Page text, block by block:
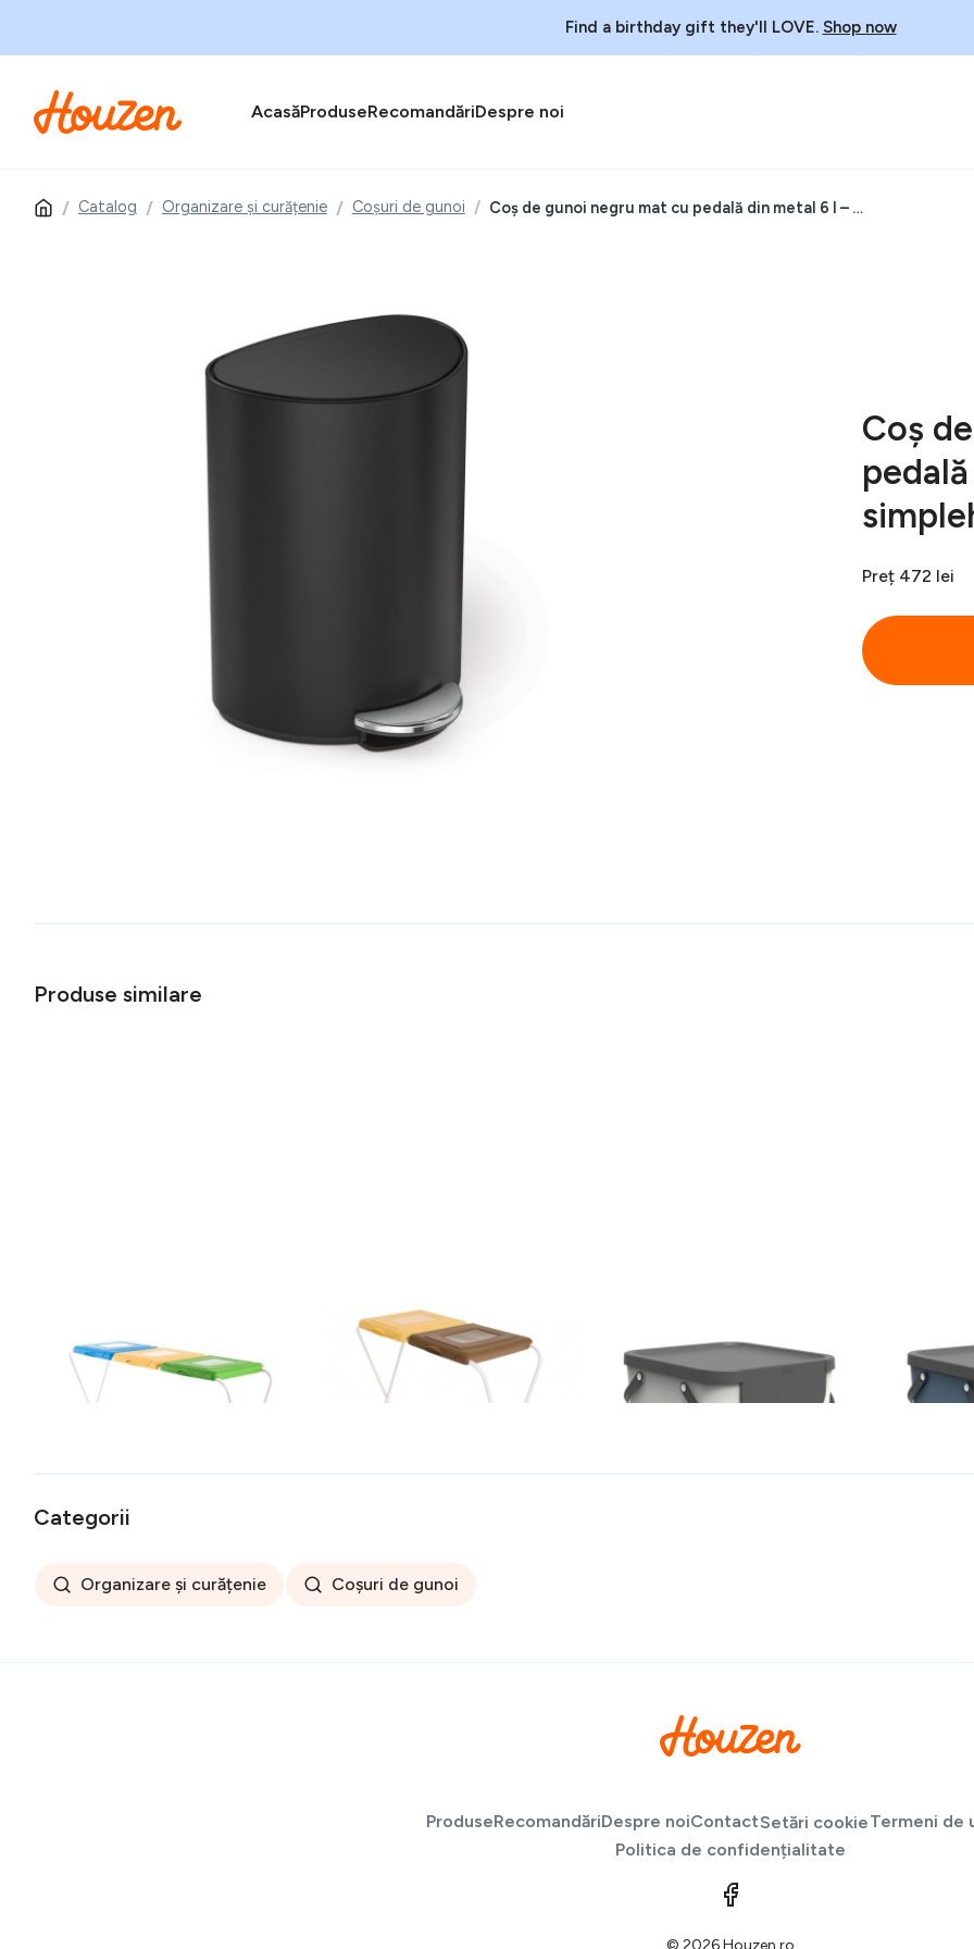
Find a birthday gift they'll LOVE. Shop now
AcasăProduseRecomandăriDespre noi
Catalog Organizare și curățenie Coșuri de gunoi Coș de gunoi negru mat cu pedală din metal 6 l – simplehuman
Coș
Preț 472 lei
Produse similare
colectare selectiva 120 L, Jotta, 3
compartimente verde-galben-
albastru, otel
149 lei
Suport pentru saci menajeri pentru
colectare selectiva 120 L, Jotta, 2
compartimente galben-maro, otel
selectiva Albula, Rotho, 40 L,
plastic, alb
120 lei
selectiva
plastic,
120 lei
Categorii
Organizare și curățenie Coșuri de gunoi
ProduseRecomandăriDespre noiContactSetări cookieTermeni de
Politica de confidențialitate